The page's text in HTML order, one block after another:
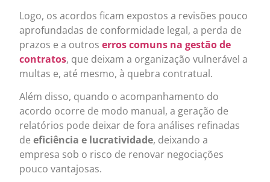
Logo, os acordos ficam expostos a revisões pouco
aprofundadas de conformidade legal, a perda de
prazos e a outroserros comuns na gestão de
contratos, que deixam a organização vulnerável a
multas e, até mesmo, à quebra contratual.
Além disso, quando o acompanhamento do
acordo ocorre de modo manual, a geração de
relatórios pode deixar de fora análises refinadas
de eficiência e lucratividade, deixando a
empresa sob o risco de renovar negociações
pouco vantajosas.